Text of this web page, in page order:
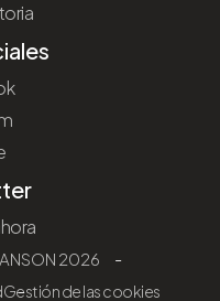
2026
Gestión de las cookies